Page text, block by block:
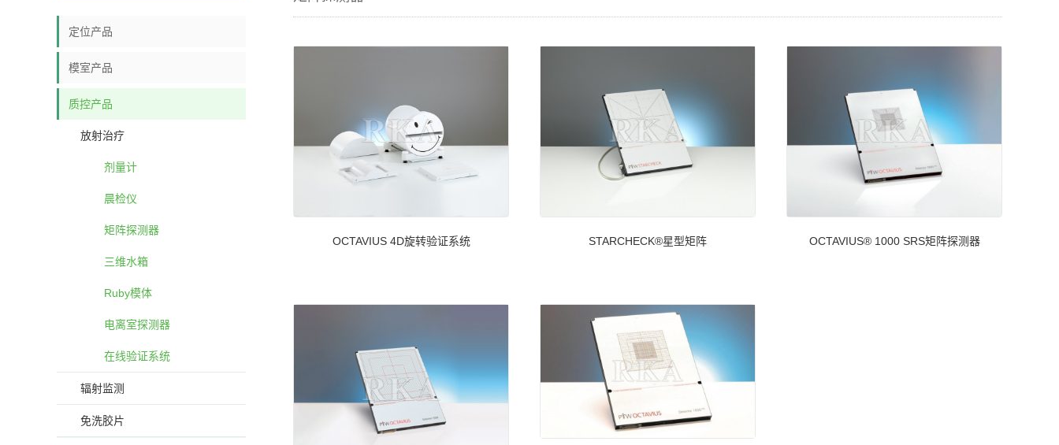
定位产品
模室产品
质控产品
放射治疗
剂量计
晨检仪
矩阵探测器
三维水箱
Ruby模体
电离室探测器
在线验证系统
辐射监测
免洗胶片
OCTAVIUS 4D旋转验证系统 STARCHECK®星型矩阵 OCTAVIUS® 1000 SRS矩阵探测器